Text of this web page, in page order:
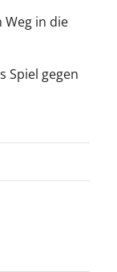
Weg in die
Spiel gegen